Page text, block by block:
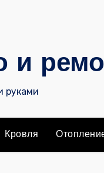
и
руками
Кровля